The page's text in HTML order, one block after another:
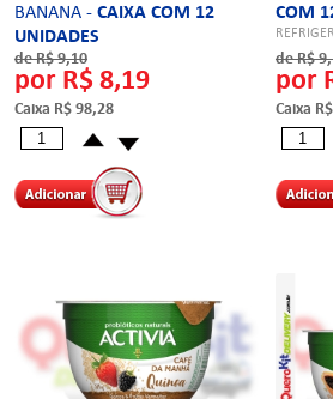
BANANA - CAIXA COM 12
UNIDADES
REFRIGERADOS 1 A 10ºC
de R$ 9,10
por R$ 8,19
Caixa R$ 98,28
COM
de R$
por
Caixa